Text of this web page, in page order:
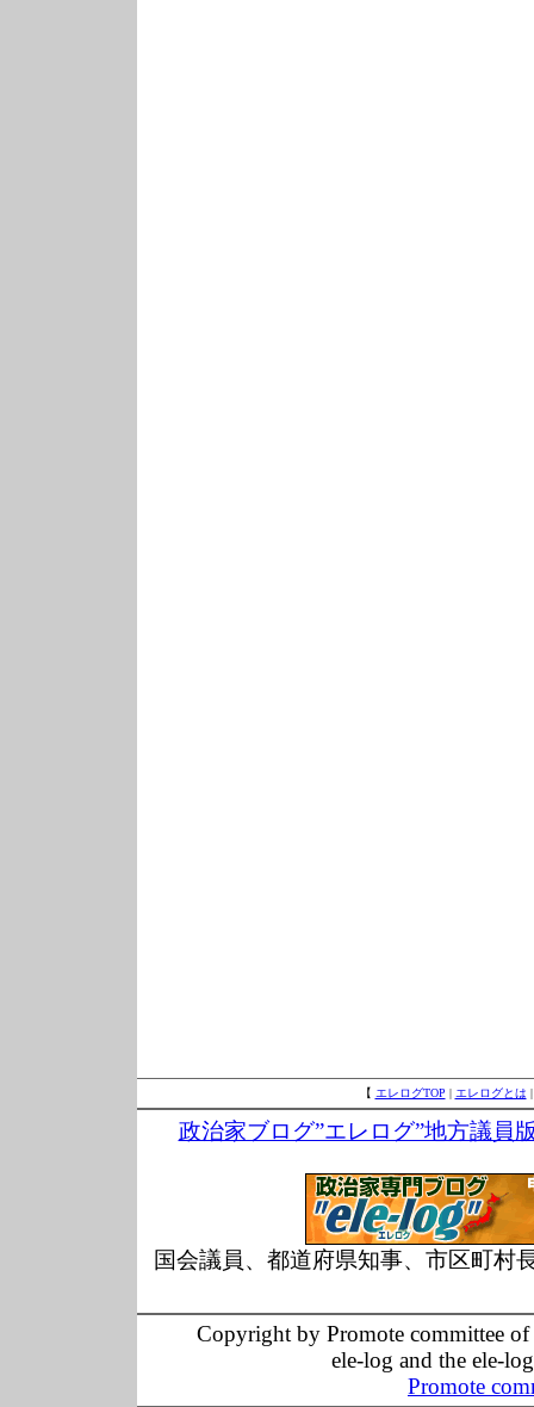
【 エレログTOP | エレログとは
政治家ブログ”エレログ”地方議員
国会議員、都道府県知事、市区町村
Copyright by Promote committee
ele-log and the ele-
Promote